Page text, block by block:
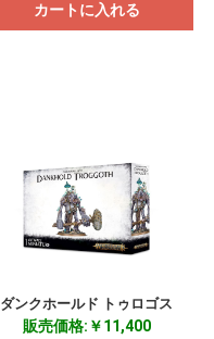
カートに入れる
ダンクホールド トゥロゴス
販売価格:￥11,400